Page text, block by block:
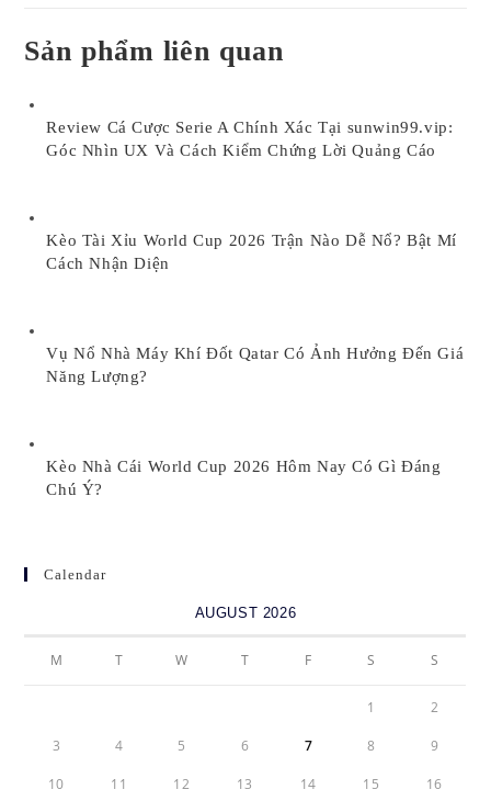
Sản phẩm liên quan
Review Cá Cược Serie A Chính Xác Tại sunwin99.vip:
Góc Nhìn UX Và Cách Kiểm Chứng Lời Quảng Cáo
Kèo Tài Xỉu World Cup 2026 Trận Nào Dễ Nổ? Bật Mí
Cách Nhận Diện
Vụ Nổ Nhà Máy Khí Đốt Qatar Có Ảnh Hưởng Đến Giá
Năng Lượng?
Kèo Nhà Cái World Cup 2026 Hôm Nay Có Gì Đáng
Chú Ý?
Calendar
AUGUST 2026
M T W T F S S
1 2
3 4 5 6 7 8 9
10 11 12 13 14 15 16